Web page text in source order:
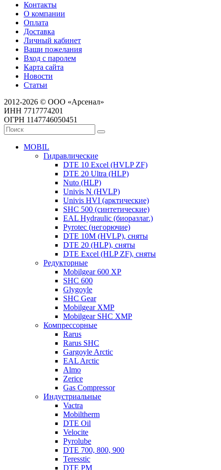
Контакты
О компании
Оплата
Доставка
Личный кабинет
Ваши пожелания
Вход с паролем
Карта сайта
Новости
Статьи
2012-2026 © ООО «Арсенал»
ИНН 7717774201
ОГРН 1147746050451
MOBIL
Гидравлические
DTE 10 Excel (HVLP ZF)
DTE 20 Ultra (HLP)
Nuto (HLP)
Univis N (HVLP)
Univis HVI (арктические)
SHC 500 (синтетические)
EAL Hydraulic (биоразлаг.)
Pyrotec (негорючие)
DTE 10M (HVLP), сняты
DTE 20 (HLP), сняты
DTE Excel (HLP ZF), сняты
Редукторные
Mobilgear 600 XP
SHC 600
Glygoyle
SHC Gear
Mobilgear XMP
Mobilgear SHC XMP
Компрессорные
Rarus
Rarus SHC
Gargoyle Arctic
EAL Arctic
Almo
Zerice
Gas Compressor
Индустриальные
Vactra
Mobiltherm
DTE Oil
Velocite
Pyrolube
DTE 700, 800, 900
Teresstic
DTE PM